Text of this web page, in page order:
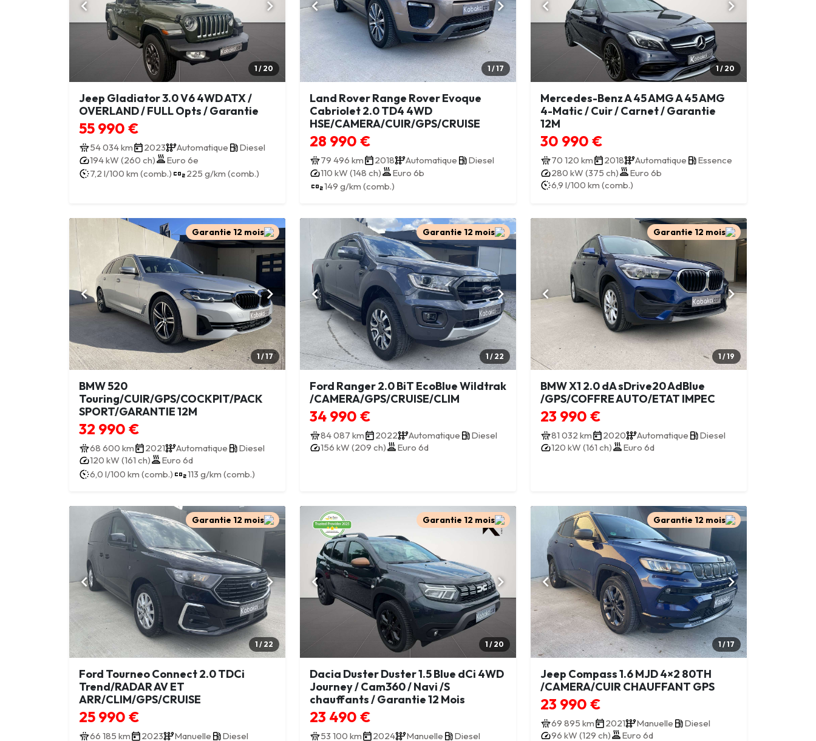
1 / 20
Jeep Gladiator 3.0 V6 4WD ATX /
OVERLAND / FULL Opts / Garantie
55 990 €
54 034 km 2023 Automatique
Diesel
194 kW (260 ch)
Euro 6e
7,2 l/100 km (comb.)
225 g/km (comb.)
1 / 17
Land Rover Range Rover Evoque
Cabriolet 2.0 TD4 4WD
HSE/CAMERA/CUIR/GPS/CRUISE
28 990 €
79 496 km 2018 Automatique
Diesel
110 kW (148 ch)
Euro 6b
149 g/km (comb.)
1 / 20
Mercedes-Benz A 45 AMG A 45 AMG
4-Matic / Cuir / Carnet / Garantie
12M
30 990 €
70 120 km 2018 Automatique
Essence
280 kW (375 ch)
Euro 6b
6,9 l/100 km (comb.)
Garantie 12 mois
1 / 17
BMW 520
Touring/CUIR/GPS/COCKPIT/PACK
SPORT/GARANTIE 12M
32 990 €
68 600 km 2021 Automatique
Diesel
120 kW (161 ch)
Euro 6d
6,0 l/100 km (comb.)
113 g/km (comb.)
Garantie 12 mois
1 / 22
Ford Ranger 2.0 BiT EcoBlue Wildtrak
/CAMERA/GPS/CRUISE/CLIM
34 990 €
84 087 km 2022 Automatique
Diesel
156 kW (209 ch)
Euro 6d
Garantie 12 mois
1 / 19
BMW X1 2.0 dA sDrive20 AdBlue
/GPS/COFFRE AUTO/ETAT IMPEC
23 990 €
81 032 km 2020 Automatique
Diesel
120 kW (161 ch)
Euro 6d
Garantie 12 mois
1 / 22
Ford Tourneo Connect 2.0 TDCi
Trend/RADAR AV ET
ARR/CLIM/GPS/CRUISE
25 990 €
66 185 km 2023 Manuelle Diesel
Garantie 12 mois
1 / 20
Dacia Duster Duster 1.5 Blue dCi 4WD
Journey / Cam360 / Navi /S
chauffants / Garantie 12 Mois
23 490 €
53 100 km 2024 Manuelle Diesel
Garantie 12 mois
1 / 17
Jeep Compass 1.6 MJD 4×2 80TH
/CAMERA/CUIR CHAUFFANT GPS
23 990 €
69 895 km 2021 Manuelle
Diesel
96 kW (129 ch)
Euro 6d